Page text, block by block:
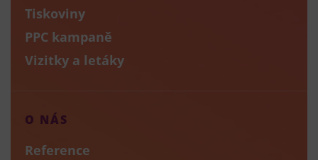
Tiskoviny
PPC kampaně
Vizitky a letáky
O NÁS
Reference